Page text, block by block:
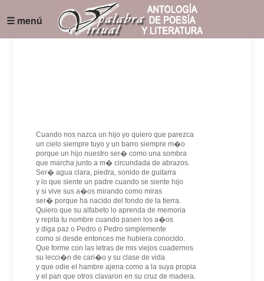
☰ menú
Cuando nos nazca un hijo yo quiero que parezca
un cielo siempre tuyo y un barro siempre m�o
porque un hijo nuestro ser� como una sombra
que marcha junto a m� circundada de abrazos.
Ser� agua clara, piedra, sonido de guitarra
y lo que siente un padre cuando se siente hijo
y si vive sus a�os mirando como miras
ser� porque ha nacido del fondo de la tierra.
Quiero que su alfabeto lo aprenda de memoria
y repita tu nombre cuando pasen los a�os
y diga paz o Pedro o Pedro simplemente
como si desde entonces me hubiera conocido.
Que forme con las letras de mis viejos cuadernos
su lecci�n de cari�o y su clase de vida
y que odie el hambre ajena como a la suya propia
y el pan que otros clavaron en su cruz de madera.